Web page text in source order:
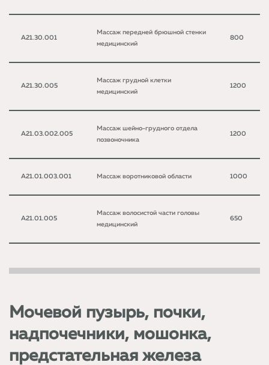
A21.30.001
Массаж передней брюшной стенки
медицинский
800
A21.30.005
Массаж грудной клетки
медицинский
1200
A21.03.002.005
Массаж шейно-грудного отдела
позвоночника
1200
A21.01.003.001 Массаж воротниковой области 1000
A21.01.005
Массаж волосистой части головы
медицинский
650
Мочевой пузырь, почки,
надпочечники, мошонка,
предстательная железа